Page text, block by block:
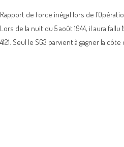
Rapport de force inégal lors de
Lors de la nuit du 5 août 1944, il aura
4121. Seul le SG3 parvient à gagner la